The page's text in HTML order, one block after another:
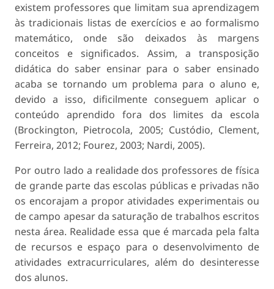
existem professores que limitam sua aprendizagem
às tradicionais listas de exercícios e ao formalismo
matemático, onde são deixados às margens
conceitos e significados. Assim, a transposição
didática do saber ensinar para o saber ensinado
acaba se tornando um problema para o aluno e,
devido a isso, dificilmente conseguem aplicar o
conteúdo aprendido fora dos limites da escola
(Brockington, Pietrocola, 2005; Custódio, Clement,
Ferreira, 2012; Fourez, 2003; Nardi, 2005).
Por outro lado a realidade dos professores de física
de grande parte das escolas públicas e privadas não
os encorajam a propor atividades experimentais ou
de campo apesar da saturação de trabalhos escritos
nesta área. Realidade essa que é marcada pela falta
de recursos e espaço para o desenvolvimento de
atividades extracurriculares, além do desinteresse
dos alunos.